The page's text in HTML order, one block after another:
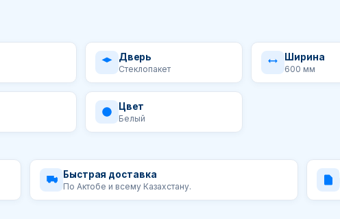
Дверь
Стеклопакет
Ширина
600 мм
Цвет
Белый
Быстрая доставка
По Актобе и всему Казахстану.